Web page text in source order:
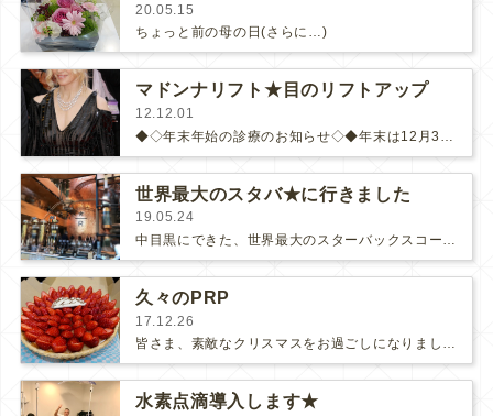
20.05.15
ちょっと前の母の日(さらに…)
マドンナリフト★目のリフトアップ
12.12.01
世界最大のスタバ★に行きました
19.05.24
中目黒にできた、世界最大のスターバックスコーヒーに行きました。お花見シーズンには３時間待ちだったみたいですが、昨日は30分待ちでし…
久々のPRP
17.12.26
皆さま、素敵なクリスマスをお過ごしになりましたか？クリニックには千葉サンタ（ゲートブリッジの千葉さん）からキルフェボンのすごいケ…
水素点滴導入します★